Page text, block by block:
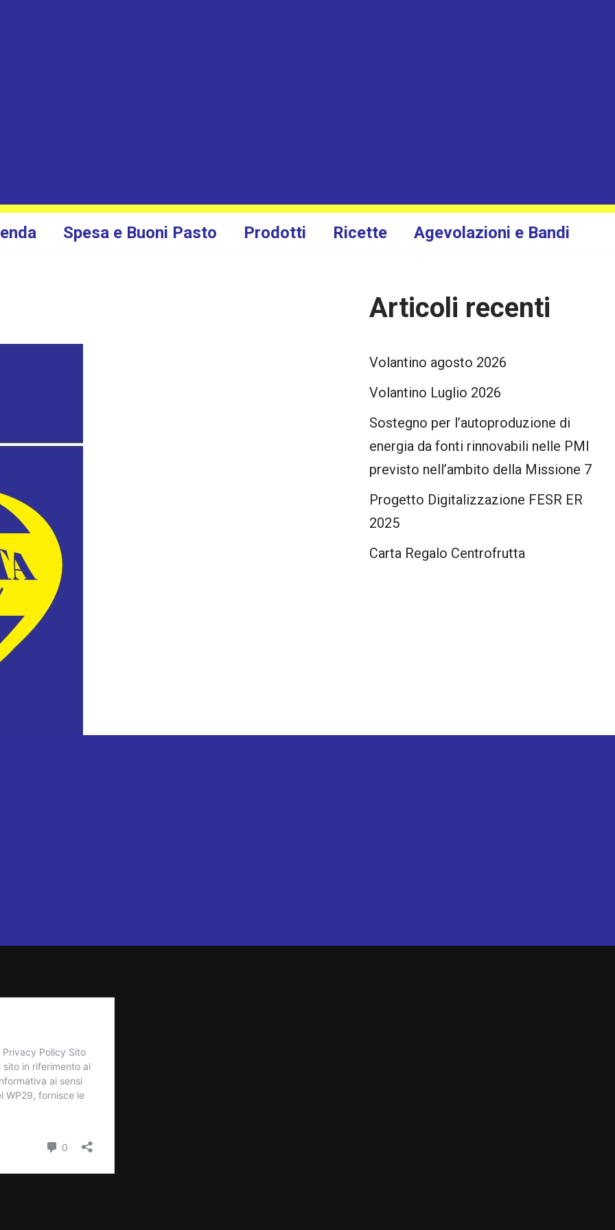
Spesa e Buoni Pasto Prodotti Ricette Agevolazioni e Bandi
Articoli recenti
Volantino agosto 2026
Volantino Luglio 2026
Sostegno per l’autoproduzione di
energia da fonti rinnovabili nelle PMI
previsto nell’ambito della Missione 7
Progetto Digitalizzazione FESR ER
2025
Carta Regalo Centrofrutta